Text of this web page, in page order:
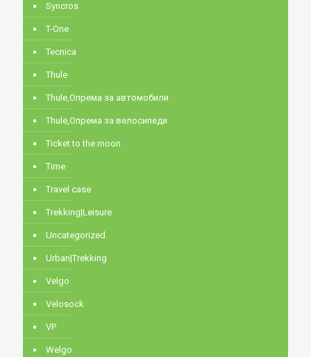
Syncros
T-One
Tecnica
Thule
Thule,Опрема за автомобили
Thule,Опрема за велосипеди
Ticket to the moon
Time
Travel case
Trekking|Leisure
Uncategorized
Urban|Trekking
Velgo
Velosock
VP
Welgo